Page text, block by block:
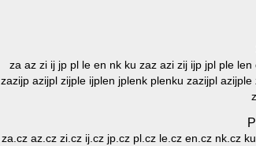
za az zi ij jp pl le en nk ku zaz azi zij ijp jpl ple
zazijp azijpl zijple ijplen jplenk plenku zazijpl
za.cz az.cz zi.cz ij.cz jp.cz pl.cz le.cz en.cz nk.cz